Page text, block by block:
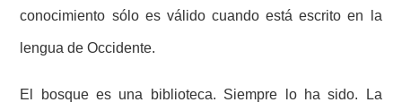
conocimiento sólo es válido cuando está escrito en la
lengua de Occidente.
El bosque es una biblioteca. Siempre lo ha sido. La